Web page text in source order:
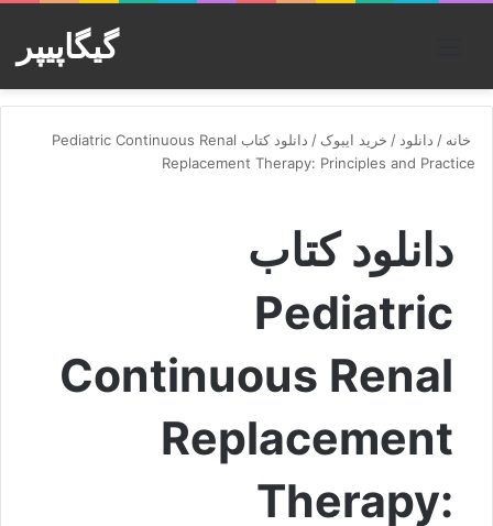
گیگاپیپر
خانه / دانلود / خرید ایبوک /
دانلود کتاب Pediatric Continuous Renal
Replacement Therapy: Principles and Practice
دانلود کتاب
Pediatric
Continuous Renal
Replacement
Therapy: